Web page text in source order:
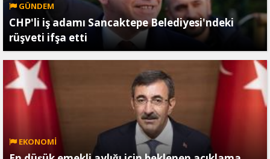
GÜNDEM
CHP'li iş adamı Sancaktepe Belediyesi'ndeki
rüşveti ifşa etti
EKONOMİ